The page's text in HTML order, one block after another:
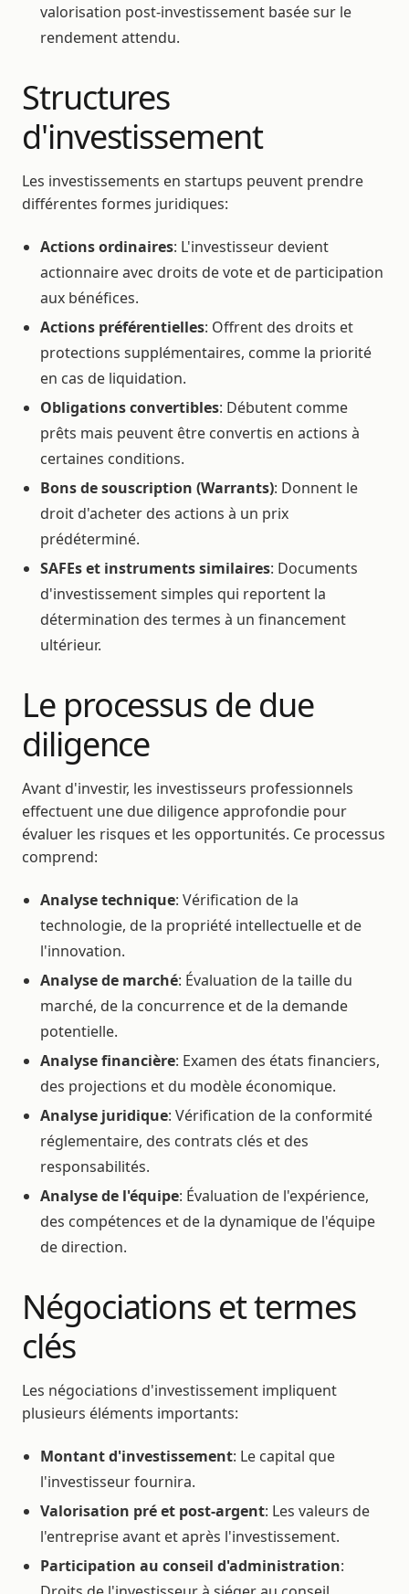
valorisation post-investissement basée sur le
rendement attendu.
Structures
d'investissement
Les investissements en startups peuvent prendre
différentes formes juridiques:
Actions ordinaires: L'investisseur devient
actionnaire avec droits de vote et de participation
aux bénéfices.
Actions préférentielles: Offrent des droits et
protections supplémentaires, comme la priorité
en cas de liquidation.
Obligations convertibles: Débutent comme
prêts mais peuvent être convertis en actions à
certaines conditions.
Bons de souscription (Warrants): Donnent le
droit d'acheter des actions à un prix
prédéterminé.
SAFEs et instruments similaires: Documents
d'investissement simples qui reportent la
détermination des termes à un financement
ultérieur.
Le processus de due
diligence
Avant d'investir, les investisseurs professionnels
effectuent une due diligence approfondie pour
évaluer les risques et les opportunités. Ce processus
comprend:
Analyse technique: Vérification de la
technologie, de la propriété intellectuelle et de
l'innovation.
Analyse de marché: Évaluation de la taille du
marché, de la concurrence et de la demande
potentielle.
Analyse financière: Examen des états financiers,
des projections et du modèle économique.
Analyse juridique: Vérification de la conformité
réglementaire, des contrats clés et des
responsabilités.
Analyse de l'équipe: Évaluation de l'expérience,
des compétences et de la dynamique de l'équipe
de direction.
Négociations et termes
clés
Les négociations d'investissement impliquent
plusieurs éléments importants:
Montant d'investissement: Le capital que
l'investisseur fournira.
Valorisation pré et post-argent: Les valeurs de
l'entreprise avant et après l'investissement.
Participation au conseil d'administration: